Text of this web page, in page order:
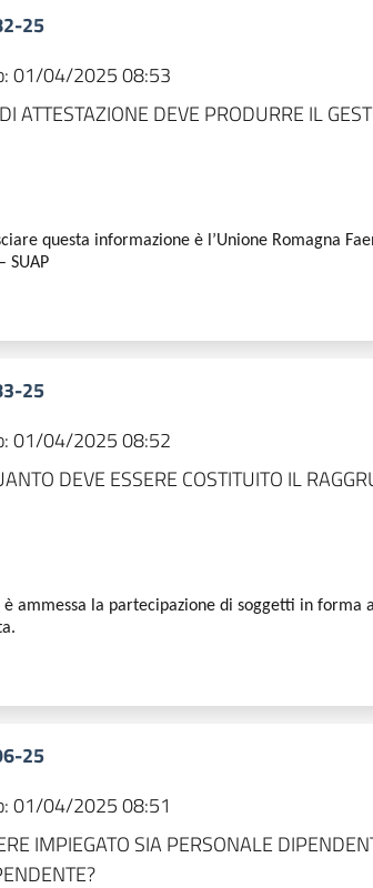
25
01/04/2025 08:53
ATTESTAZIONE DEVE PRODURRE IL
questa informazione è ’Unione Romagna
SUAP
25
01/04/2025 08:52
DEVE ESSERE COSTITUITO IL
ammessa la partecipazione di soggetti in forma
25
01/04/2025 08:51
IMPIEGATO SIA PERSONALE